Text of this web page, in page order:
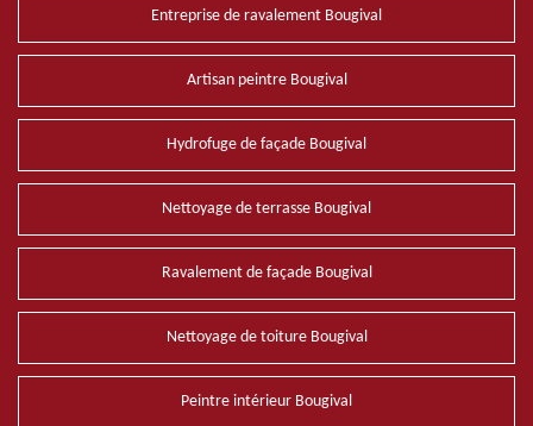
Entreprise de ravalement Bougival
Artisan peintre Bougival
Hydrofuge de façade Bougival
Nettoyage de terrasse Bougival
Ravalement de façade Bougival
Nettoyage de toiture Bougival
Peintre intérieur Bougival